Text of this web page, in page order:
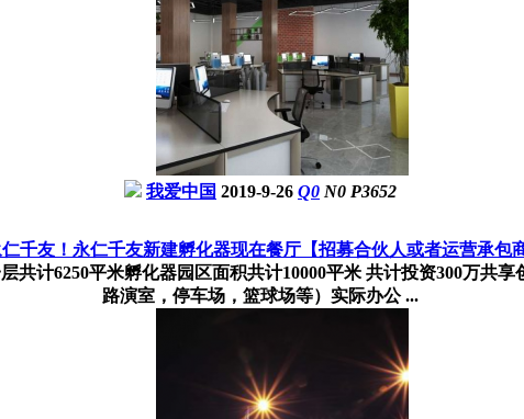
我爱中国 2019-9-26 Q0 N0 P3652
千友！永仁千友新建孵化器现在餐厅【招募合伙人或者运营承包
共计6250平米孵化器园区面积共计10000平米 共计投资300万共
路演室，停车场，篮球场等）实际办公 ...